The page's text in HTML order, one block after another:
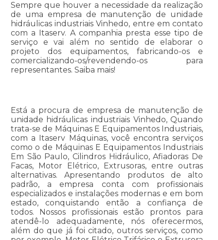
Sempre que houver a necessidade da realização
de uma empresa de manutenção de unidade
hidráulicas industriais Vinhedo, entre em contato
com a Itaserv. A companhia presta esse tipo de
serviço e vai além no sentido de elaborar o
projeto dos equipamentos, fabricando-os e
comercializando-os/revendendo-os para
representantes. Saiba mais!
Está a procura de empresa de manutenção de
unidade hidráulicas industriais Vinhedo, Quando
trata-se de Máquinas E Equipamentos Industriais,
com a Itaserv Máquinas, você encontra serviços
como o de Máquinas E Equipamentos Industriais
Em São Paulo, Cilindros Hidráulico, Afiadoras De
Facas, Motor Elétrico, Extrusoras, entre outras
alternativas. Apresentando produtos de alto
padrão, a empresa conta com profissionais
especializados e instalações modernas e em bom
estado, conquistando então a confiança de
todos. Nossos profissionais estão prontos para
atendê-lo adequadamente, nós oferecermos,
além do que já foi citado, outros serviços, como